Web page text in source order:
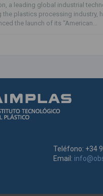
a leading global industrial
the plastics processing industry,
the launch of its “American...
Teléfono: +34
Email: